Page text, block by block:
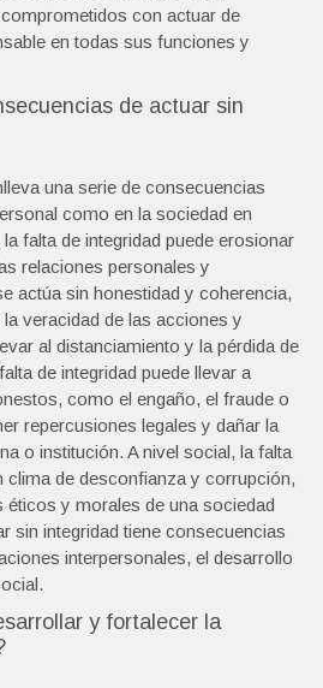
con actuar de
en todas sus funciones y
de actuar sin
una serie de consecuencias
como en la sociedad en
falta de integridad puede erosionar
relaciones personales y
actúa sin honestidad y coherencia,
veracidad de las acciones y
al distanciamiento y la pérdida de
de integridad puede llevar a
como el engaño, el fraude o
repercusiones legales y dañar la
o institución. A nivel social, la falta
clima de desconfianza y corrupción,
éticos y morales de una sociedad
sin integridad tiene consecuencias
interpersonales, el desarrollo
y fortalecer la